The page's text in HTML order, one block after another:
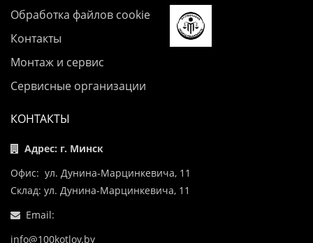
Обработка файлов cookie
Контакты
Монтаж и сервис
Сервисные организации
КОНТАКТЫ
Адрес: г. Минск
Офис: ул. Дунина-Марцинкевича, 11
Склад: ул. Дунина-Марцинкевича, 11
Email:
info@100kotlov.by